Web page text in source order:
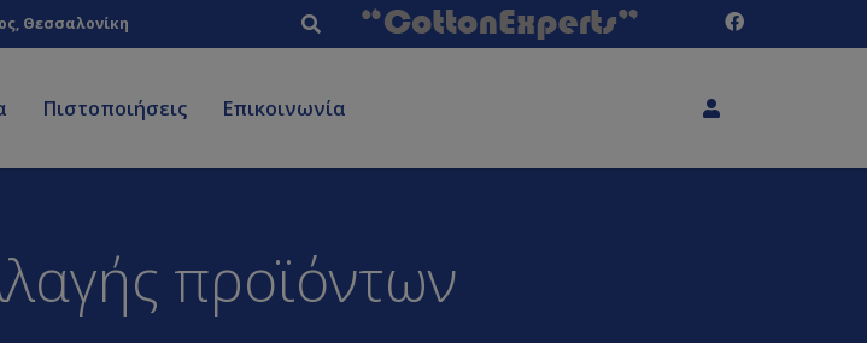
Θεσσαλονίκη
Πιστοποιήσεις Επικοινωνία
προϊόντων